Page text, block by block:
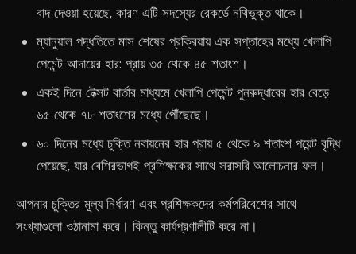
বাদ দেওয়া হয়েছে, কারণ এটি সদস্যের রেকর্ডে নথিভুক্ত থাকে।
ম্যানুয়াল পদ্ধতিতে মাস শেষের প্রক্রিয়ায় এক সপ্তাহের মধ্যে খেলাপি
পেমেন্ট আদায়ের হার: প্রায় ৩৫ থেকে ৪৫ শতাংশ।
একই দিনে টেক্সট বার্তার মাধ্যমে খেলাপি পেমেন্ট পুনরুদ্ধারের হার বেড়ে
৬৫ থেকে ৭৮ শতাংশের মধ্যে পৌঁছেছে।
৬০ দিনের মধ্যে চুক্তি নবায়নের হার প্রায় ৫ থেকে ৯ শতাংশ পয়েন্ট বৃদ্ধি
পেয়েছে, যার বেশিরভাগই প্রশিক্ষকের সাথে সরাসরি আলোচনার ফল।
আপনার চুক্তির মূল্য নির্ধারণ এবং প্রশিক্ষকদের কর্মপরিবেশের সাথে
সংখ্যাগুলো ওঠানামা করে। কিন্তু কার্যপ্রণালীটি করে না।